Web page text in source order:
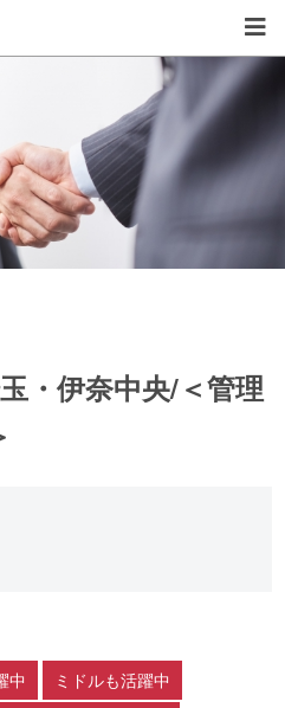
・伊奈中央/＜管理
中
ミドルも活躍中